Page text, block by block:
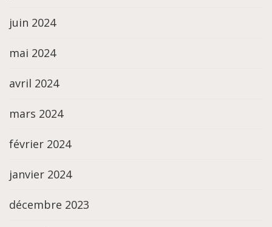
juin 2024
mai 2024
avril 2024
mars 2024
février 2024
janvier 2024
décembre 2023